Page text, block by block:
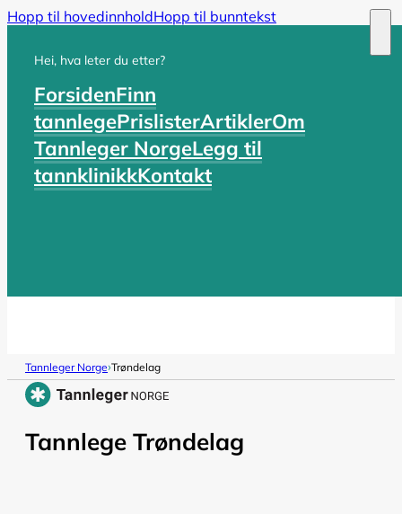
Hopp til hovedinnholdHopp til bunntekst
Hei, hva leter du etter?
ForsidenFinn
tannlegePrislisterArtiklerOm
Tannleger NorgeLegg til
tannklinikkKontakt
Tannleger Norge›Trøndelag
Tannlege Trøndelag